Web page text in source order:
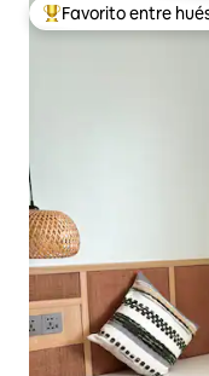
Favorito entre
Favorito entre